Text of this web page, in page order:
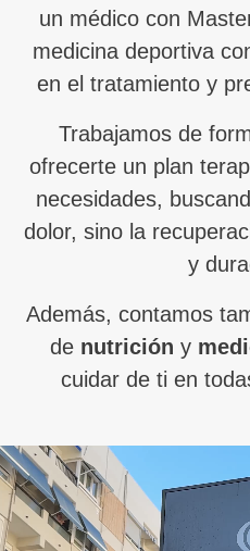
un médico con
medicina deportiva
en el tratamiento y
Trabajamos de
ofrecerte un plan
necesidades,
dolor, sino la
y
Además, contamos
de nutrición y
cuidar de ti en